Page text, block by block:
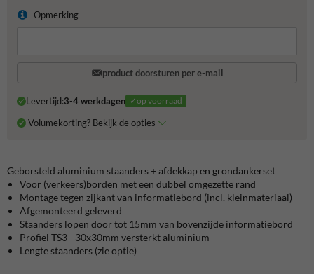
Opmerking
product doorsturen per e-mail
Levertijd:3-4 werkdagen ✓op voorraad
Volumekorting? Bekijk de opties
Geborsteld aluminium staanders + afdekkap en grondankerset
Voor (verkeers)borden met een dubbel omgezette rand
Montage tegen zijkant van informatiebord (incl. kleinmateriaal)
Afgemonteerd geleverd
Staanders lopen door tot 15mm van bovenzijde informatiebord
Profiel TS3 - 30x30mm versterkt aluminium
Lengte staanders (zie optie)